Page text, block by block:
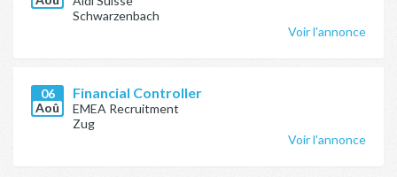
Schwarzenbach
Voir l'annonce
06
Aoû
Financial Controller
EMEA Recruitment
Zug
Voir l'annonce